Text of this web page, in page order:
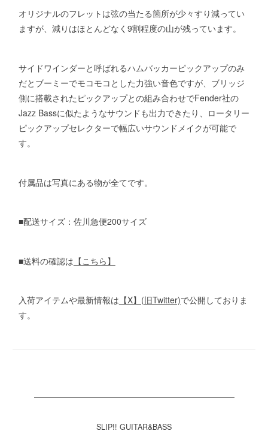
オリジナルのフレットは弦の当たる箇所が少々すり減ってい
ますが、減りはほとんどなく9割程度の山が残っています。
サイドワインダーと呼ばれるハムバッカーピックアップのみ
だとブーミーでモコモコとした力強い音色ですが、ブリッジ
側に搭載されたピックアップとの組み合わせでFender社の
Jazz Bassに似たようなサウンドも出力できたり、ロータリー
ピックアップセレクターで幅広いサウンドメイクが可能で
す。
付属品は写真にある物が全てです。
■配送サイズ：佐川急便200サイズ
■送料の確認は 【こちら】
入荷アイテムや最新情報は 【X】(旧Twitter)で公開しておりま
す。
SLIP!! GUITAR&BASS